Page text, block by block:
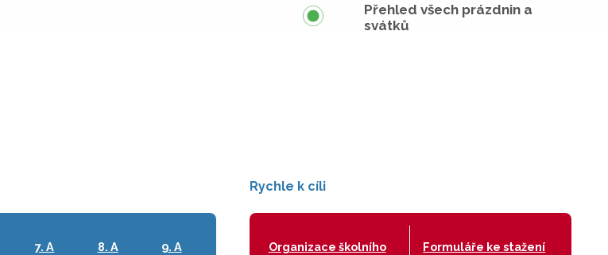
Přehled všech prázdnin a
svátků
7. A 8. A 9. A
Rychle k cíli
Organizace školního
Formuláře ke stažení